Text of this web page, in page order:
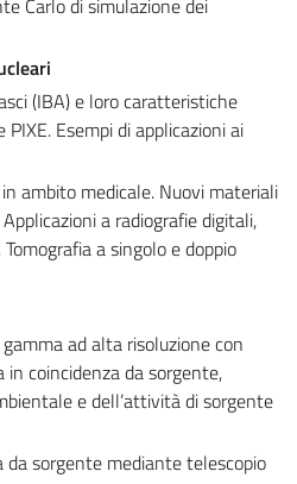
Carlo di simulazione dei
(IBA) e loro caratteristiche
Esempi di applicazioni ai
ambito medicale. Nuovi materiali
a radiografie digitali,
a singolo e doppio
ad alta risoluzione con
coincidenza da sorgente,
e dell’attività di sorgente
sorgente mediante telescopio